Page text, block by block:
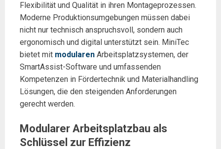
Flexibilität und Qualität in ihren Montageprozessen.
Moderne Produktionsumgebungen müssen dabei
nicht nur technisch anspruchsvoll, sondern auch
ergonomisch und digital unterstützt sein. MiniTec
bietet mit modularen Arbeitsplatzsystemen, der
SmartAssist-Software und umfassenden
Kompetenzen in Fördertechnik und Materialhandling
Lösungen, die den steigenden Anforderungen
gerecht werden.
Modularer Arbeitsplatzbau als
Schlüssel zur Effizienz